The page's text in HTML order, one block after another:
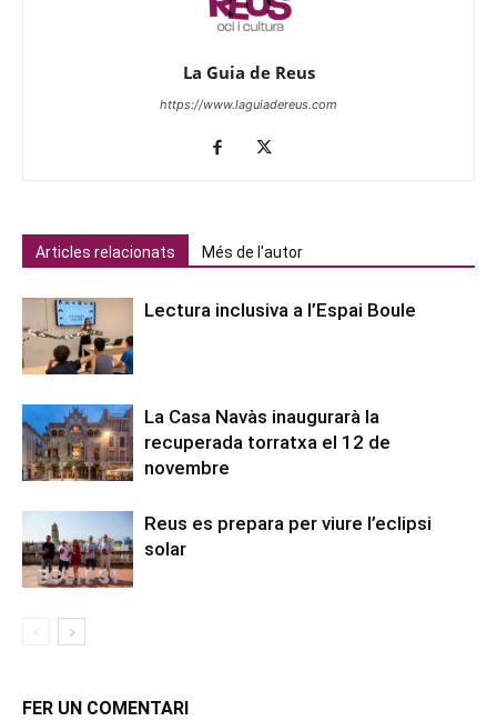
La Guia de Reus
https://www.laguiadereus.com
Articles relacionats Més de l'autor
Lectura inclusiva a l’Espai Boule
La Casa Navàs inaugurarà la
recuperada torratxa el 12 de
novembre
Reus es prepara per viure l’eclipsi
solar
FER UN COMENTARI